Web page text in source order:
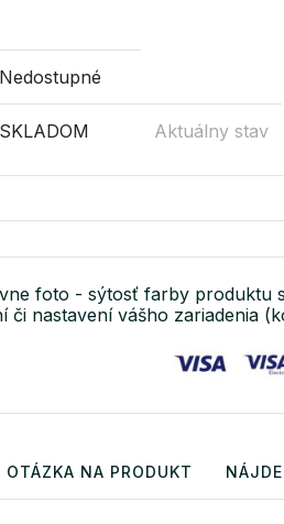
Nedostupné
SKLADOM Aktuálny stav
foto - sýtosť farby produktu
či nastavení vášho zariadenia
OTÁZKA NA PRODUKT